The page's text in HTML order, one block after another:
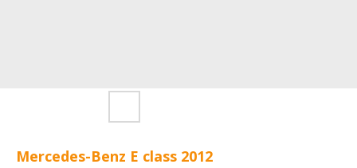
Mercedes-Benz E class 2012